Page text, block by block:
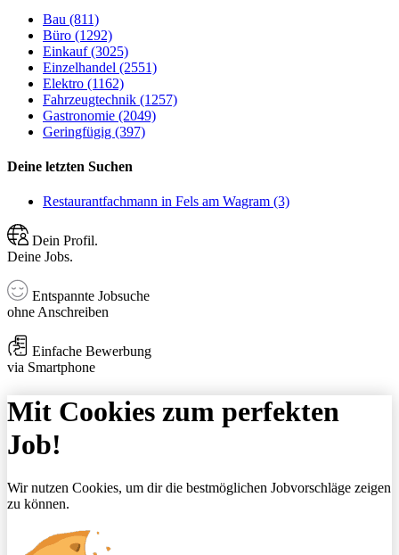
Bau (811)
Büro (1292)
Einkauf (3025)
Einzelhandel (2551)
Elektro (1162)
Fahrzeugtechnik (1257)
Gastronomie (2049)
Geringfügig (397)
Deine letzten Suchen
Restaurantfachmann in Fels am Wagram (3)
Dein Profil.
Deine Jobs.
Entspannte Jobsuche
ohne Anschreiben
Einfache Bewerbung
via Smartphone
Mit Cookies zum perfekten
Job!
Wir nutzen Cookies, um dir die bestmöglichen Jobvorschläge zeigen
zu können.